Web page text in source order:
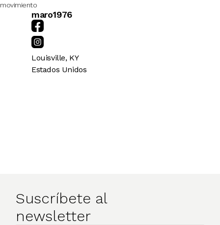
movimiento
maro1976
Louisville, KY
Estados Unidos
Suscríbete al
newsletter